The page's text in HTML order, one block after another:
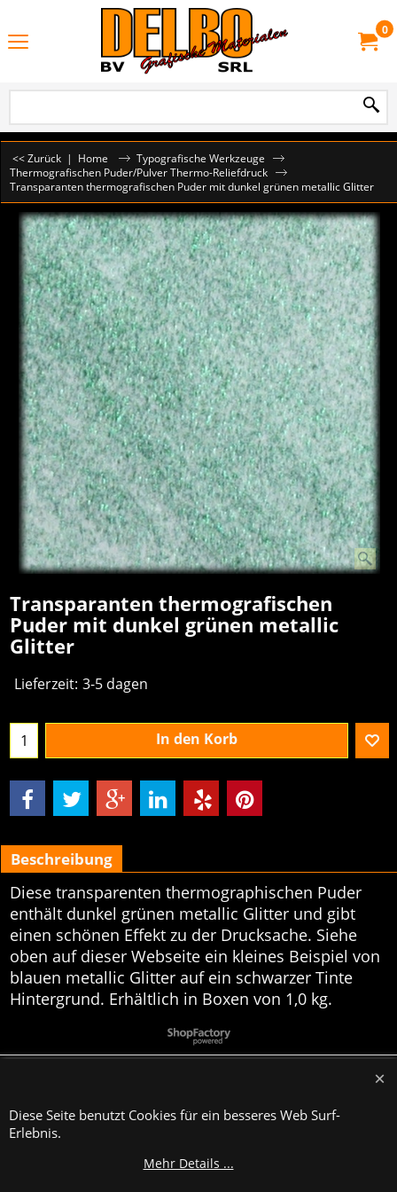
0
<< Zurück | Home
Typografische Werkzeuge
Thermografischen Puder/Pulver Thermo-Reliefdruck
Transparanten thermografischen Puder mit dunkel grünen metallic Glitter
Transparanten thermografischen
Puder mit dunkel grünen metallic
Glitter
€95.00 excl.BTW
In den Korb
Beschreibung
Diese transparenten thermographischen Puder
enthält dunkel grünen metallic Glitter und gibt
einen schönen Effekt zu der Drucksache. Siehe
oben auf dieser Webseite ein kleines Beispiel von
blauen metallic Glitter auf ein schwarzer Tinte
Hintergrund. Erhältlich in Boxen von 1,0 kg.
WebShop erstellt mit
ShopFactory Shop
Diese Seite benutzt Cookies für ein besseres Web Surf-
Erlebnis.
Mehr Details ...